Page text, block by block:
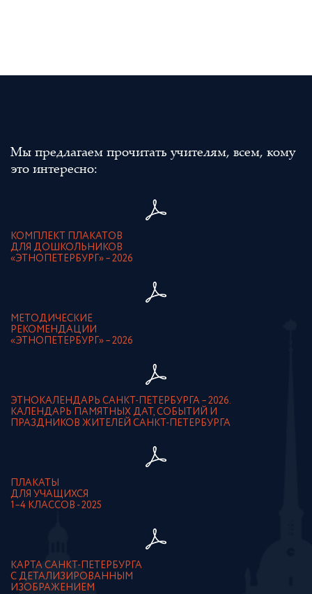
Мы предлагаем прочитать учителям, всем, кому
это интересно:
КОМПЛЕКТ ПЛАКАТОВ
ДЛЯ ДОШКОЛЬНИКОВ
«ЭТНОПЕТЕРБУРГ» – 2026
МЕТОДИЧЕСКИЕ
РЕКОМЕНДАЦИИ
«ЭТНОПЕТЕРБУРГ» – 2026
ЭТНОКАЛЕНДАРЬ САНКТ-ПЕТЕРБУРГА – 2026.
КАЛЕНДАРЬ ПАМЯТНЫХ ДАТ, СОБЫТИЙ И
ПРАЗДНИКОВ ЖИТЕЛЕЙ САНКТ-ПЕТЕРБУРГА
ПЛАКАТЫ
ДЛЯ УЧАЩИХСЯ
1–4 КЛАССОВ - 2025
КАРТА САНКТ-ПЕТЕРБУРГА
С ДЕТАЛИЗИРОВАННЫМ
ИЗОБРАЖЕНИЕМ